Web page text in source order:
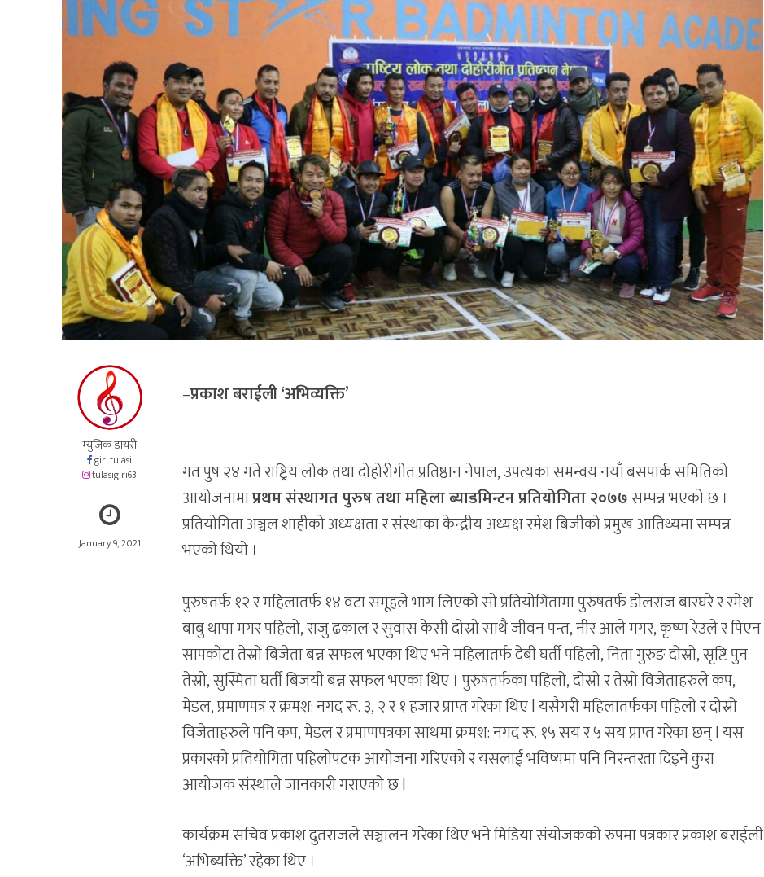
म्युजिक डायरी
giri.tulasi
tulasigiri63
January 9, 2021
–प्रकाश बराईली ‘अभिव्यक्ति’
गत पुष २४ गते राष्ट्रिय लोक तथा दोहोरीगीत प्रतिष्ठान नेपाल, उपत्यका समन्वय नयाँ बसपार्क समितिको
आयोजनामाप्रथम संस्थागत पुरुष तथा महिला ब्याडमिन्टन प्रतियोगिता २०७७सम्पन्न भएको छ ।
प्रतियोगिता अञ्चल शाहीको अध्यक्षता र संस्थाका केन्द्रीय अध्यक्ष रमेश बिजीको प्रमुख आतिथ्यमा सम्पन्न
भएको थियो ।
पुरुषतर्फ १२ र महिलातर्फ १४ वटा समूहले भाग लिएको सो प्रतियोगितामा पुरुषतर्फ डोलराज बारघरे र रमेश
बाबु थापा मगर पहिलो, राजु ढकाल र सुवास केसी दोस्रो साथै जीवन पन्त, नीर आले मगर, कृष्ण रेउले र पिएन
सापकोटा तेस्रो बिजेता बन्न सफल भएका थिए भने महिलातर्फ देबी घर्ती पहिलो, निता गुरुङ दोस्रो, सृष्टि पुन
तेस्रो, सुस्मिता घर्ती बिजयी बन्न सफल भएका थिए । पुरुषतर्फका पहिलो, दोस्रो र तेस्रो विजेताहरुले कप,
मेडल, प्रमाणपत्र र क्रमश: नगद रू. ३, २ र १ हजार प्राप्त गरेका थिए l यसैगरी महिलातर्फका पहिलो र दोस्रो
विजेताहरुले पनि कप, मेडल र प्रमाणपत्रका साथमा क्रमश: नगद रू. १५ सय र ५ सय प्राप्त गरेका छन् l यस
प्रकारको प्रतियोगिता पहिलोपटक आयोजना गरिएको र यसलाई भविष्यमा पनि निरन्तरता दिइने कुरा
आयोजक संस्थाले जानकारी गराएको छ l
कार्यक्रम सचिव प्रकाश दुतराजले सञ्चालन गरेका थिए भने मिडिया संयोजकको रुपमा पत्रकार प्रकाश बराईली
‘अभिब्यक्ति’ रहेका थिए ।